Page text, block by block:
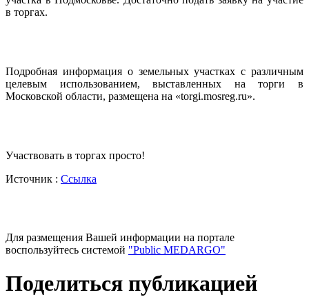
в торгах.
Подробная информация о земельных участках с различным
целевым использованием, выставленных на торги в
Московской области, размещена на «torgi.mosreg.ru».
Участвовать в торгах просто!
Источник : Ссылка
Для размещения Вашей информации на портале
воспользуйтесь системой "Public MEDARGO"
Поделиться публикацией